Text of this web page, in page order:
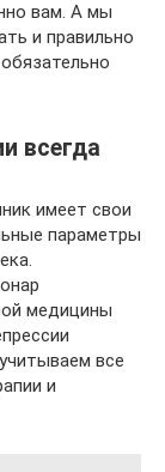
вам. А мы
и правильно
всегда
имеет свои
параметры
медицины
все
и